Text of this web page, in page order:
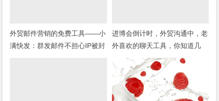
外贸邮件营销的免费工具——小
满快发：群发邮件不担心IP被封
进博会倒计时，外贸沟通中，老
外喜欢的聊天工具，你知道几